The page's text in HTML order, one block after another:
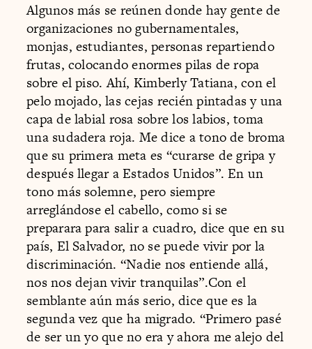
Algunos más se reúnen donde hay gente de
organizaciones no gubernamentales,
monjas, estudiantes, personas repartiendo
frutas, colocando enormes pilas de ropa
sobre el piso. Ahí, Kimberly Tatiana, con el
pelo mojado, las cejas recién pintadas y una
capa de labial rosa sobre los labios, toma
una sudadera roja. Me dice a tono de broma
que su primera meta es “curarse de gripa y
después llegar a Estados Unidos”. En un
tono más solemne, pero siempre
arreglándose el cabello, como si se
preparara para salir a cuadro, dice que en su
país, El Salvador, no se puede vivir por la
discriminación. “Nadie nos entiende allá,
nos nos dejan vivir tranquilas”.Con el
semblante aún más serio, dice que es la
segunda vez que ha migrado. “Primero pasé
de ser un yo que no era y ahora me alejo del